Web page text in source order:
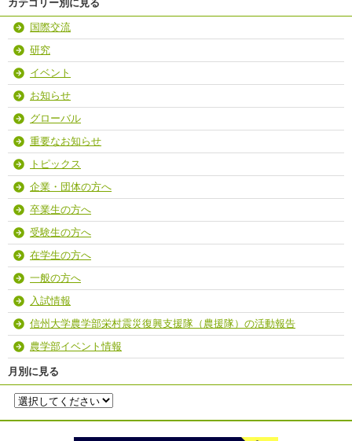
カテゴリー別に見る
国際交流
研究
イベント
お知らせ
グローバル
重要なお知らせ
トピックス
企業・団体の方へ
卒業生の方へ
受験生の方へ
在学生の方へ
一般の方へ
入試情報
信州大学農学部栄村震災復興支援隊（農援隊）の活動報告
農学部イベント情報
月別に見る